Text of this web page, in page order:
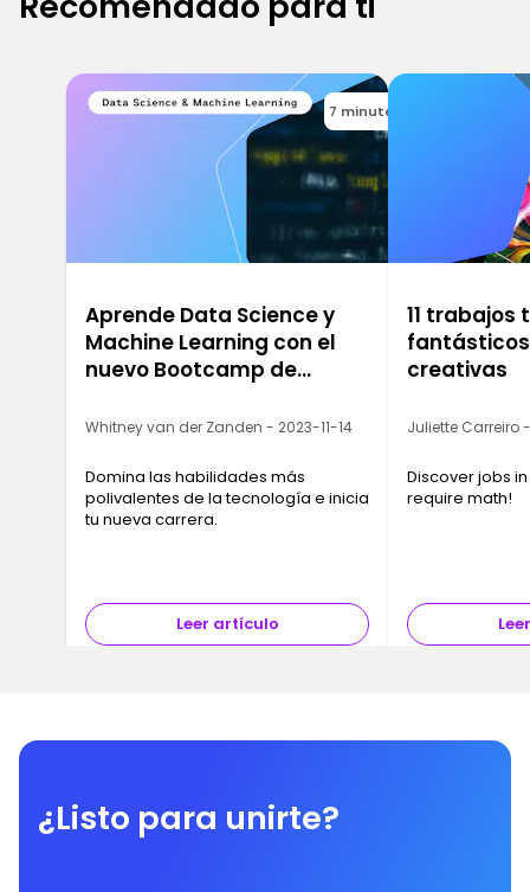
7 minutes
Aprende Data Science y
Machine Learning con el
nuevo Bootcamp de
Whitney van der Zanden - 2023-11-14
Domina las habilidades más
polivalentes de la tecnología e inicia
tu nueva carrera.
Leer artículo
11 trabajos
creativas
Juliette Carreiro
Discover jobs
require math!
¿Listo para unirte?